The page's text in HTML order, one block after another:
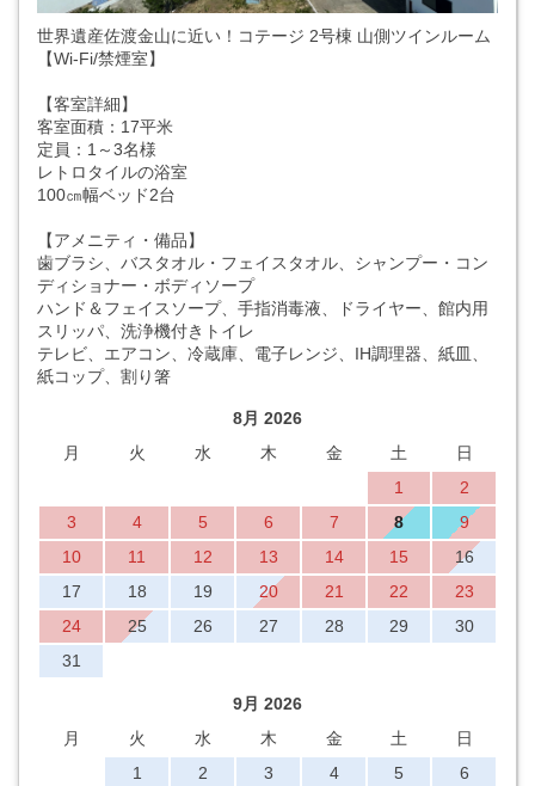
世界遺産佐渡金山に近い！コテージ 2号棟 山側ツインルーム
【Wi-Fi/禁煙室】
【客室詳細】
客室面積：17平米
定員：1～3名様
レトロタイルの浴室
100㎝幅ベッド2台
【アメニティ・備品】
歯ブラシ、バスタオル・フェイスタオル、シャンプー・コン
ディショナー・ボディソープ
ハンド＆フェイスソープ、手指消毒液、ドライヤー、館内用
スリッパ、洗浄機付きトイレ
テレビ、エアコン、冷蔵庫、電子レンジ、IH調理器、紙皿、
紙コップ、割り箸
8月 2026
月
火 水 木 金 土
日
1
2
3
4 5 6 7 8
9
10
11 12 13 14 15
16
17
18 19 20 21 22
23
24
25 26 27 28 29
30
31
9月 2026
月
火 水 木 金 土
日
1
2 3 4 5 6